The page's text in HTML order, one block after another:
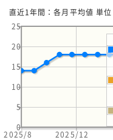
直近1年間：各月平均値 単
2025/8 2025/12
0
5
10
15
20
25